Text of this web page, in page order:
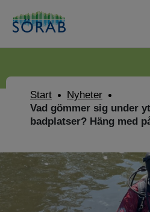
Start
Nyheter
Vad gömmer sig under
badplatser? Häng med